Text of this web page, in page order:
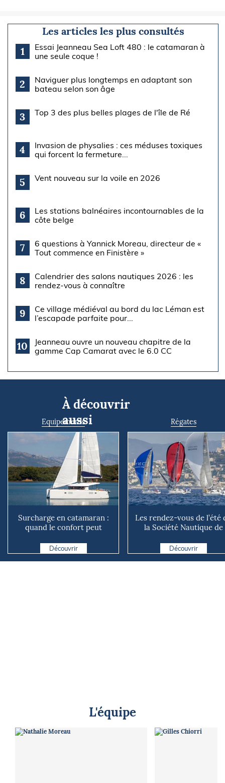
Les articles les plus consultés
1
Essai Jeanneau Sea Loft 480 : le catamaran à
une seule coque !
2
Naviguer plus longtemps en adaptant son
bateau selon son âge
3 Top 3 des plus belles plages de l'île de Ré
4
Invasion de physalies : ces méduses toxiques
qui forcent la fermeture...
5 Vent nouveau sur la voile en 2026
6
Les stations balnéaires incontournables de la
côte belge
7
6 questions à Yannick Moreau, directeur de «
Tout commence en Finistère »
8
Calendrier des salons nautiques 2026 : les
rendez-vous à connaître
9
Ce village médiéval au bord du lac Léman est
l’escapade parfaite pour...
10
Jeanneau ouvre un nouveau chapitre de la
gamme Cap Camarat avec le 6.0 CC
À découvrir
aussi
Equipements
Surcharge en catamaran :
quand le confort peut
Découvrir
Régates
Les rendez-vous de l’été
la Société Nautique de
Découvrir
L'équipe